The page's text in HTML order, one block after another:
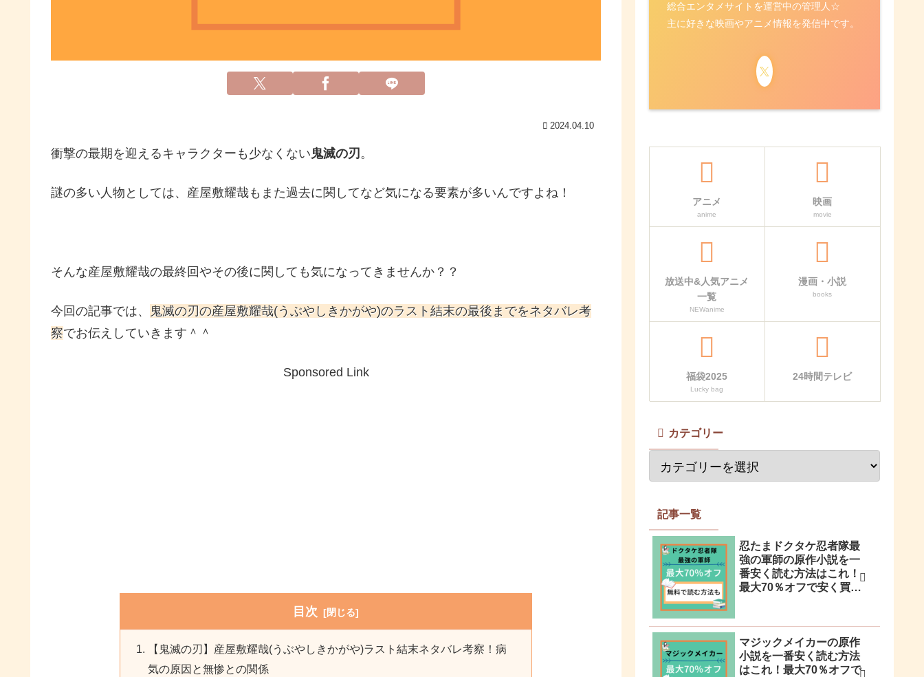
2024.04.10
衝撃の最期を迎えるキャラクターも少なくない鬼滅の刃 。
謎の多い人物としては、産屋敷耀哉もまた過去に関してなど気になる要素が多いんですよね！
そんな産屋敷耀哉の最終回やその後に関しても気になってきませんか？？
今回の記事では、
鬼滅の刃の産屋敷耀哉(うぶやしきかがや)のラスト結末の最後までをネタバレ考
察でお伝えしていきます＾＾
Sponsored Link
目次
【鬼滅の刃】産屋敷耀哉(うぶやしきかがや)ラスト結末ネタバレ考察！病
気の原因と無惨との関係
総合エンタメサイトを運営中の管理人☆
主に好きな映画やアニメ情報を発信中です。
アニメ
anime
映画
movie
放送中&人気アニメ
一覧
NEWanime
漫画・小説
books
福袋2025
Lucky bag
24時間テレビ
カテゴリー
記事一覧
忍たまドクタケ忍者隊最
強の軍師の原作小説を一
番安く読む方法はこれ！
最大70％オフで安く買う
マジックメイカーの原作
小説を一番安く読む方法
はこれ！最大70％オフで